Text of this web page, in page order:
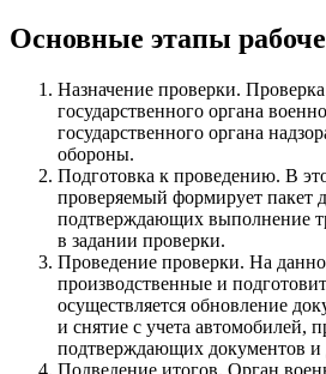
Основные этапы
Назначение проверки.
государственного органа
государственного органа
обороны.
Подготовка к проведению. В
проверяемый формирует пакет
подтверждающих выполнение
в задании проверки.
Проведение проверки. На
производственные и
осуществляется обновление
и снятие с учета автомобилей,
подтверждающих документов и